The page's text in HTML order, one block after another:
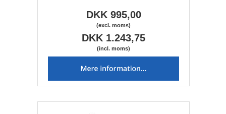
DKK 995,00
(excl. moms)
DKK 1.243,75
(incl. moms)